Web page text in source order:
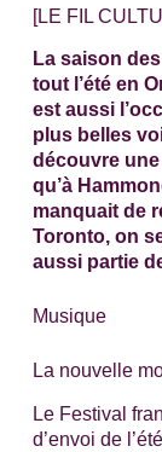
[LE FIL
La saison
tout l’été en
est aussi
plus belles
découvre
qu’à
manquait de
Toronto, on
aussi partie
Musique
La nouvelle
Le Festival
d’envoi de